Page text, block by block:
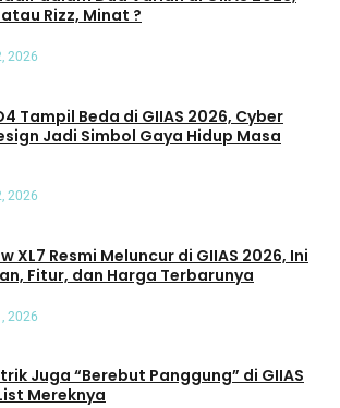
Rizz, Minat ?
2026
Tampil Beda di GIIAS 2026, Cyber
Jadi Simbol Gaya Hidup Masa
2026
XL7 Resmi Meluncur di GIIAS 2026, Ini
Fitur, dan Harga Terbarunya
2026
Juga “Berebut Panggung” di GIIAS
Mereknya